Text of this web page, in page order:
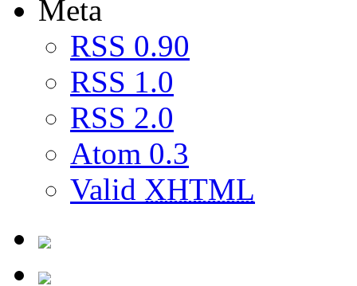
Meta
RSS 0.90
RSS 1.0
RSS 2.0
Atom 0.3
Valid XHTML